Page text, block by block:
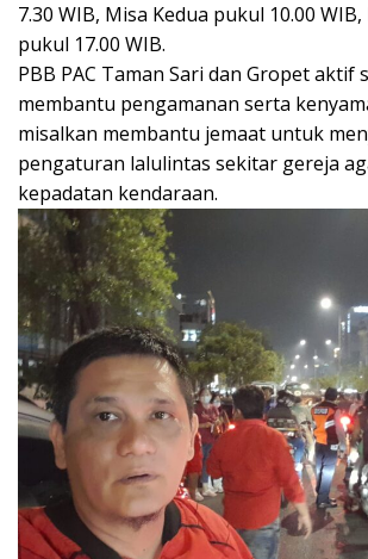
7.30 WIB, Misa Kedua pukul 10.00
pukul 17.00 WIB.
PBB PAC Taman Sari dan Gropet aktif
membantu pengamanan serta
misalkan membantu jemaat untuk
pengaturan lalulintas sekitar gereja
kepadatan kendaraan.